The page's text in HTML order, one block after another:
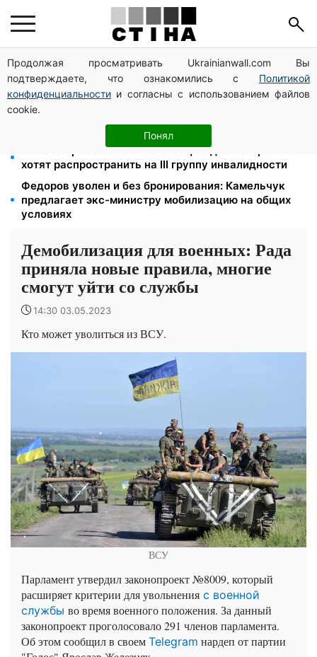
Продолжая просматривать Ukrainianwall.com Вы
подтверждаете, что ознакомились с Политикой
конфиденциальности и согласны с использованием файлов
cookie.
Понял
Фейковые сайты сервисных центров МВД:
мошенники выманивают деньги у водителей перед
выездом за границу
Яйца от 19,90 грн за десяток: АТБ, Сильпо, Varus и
Ашан переписали ценники в августе
120 000 грн на авто: компенсацию для ветеранов
хотят распространить на III группу инвалидности
Федоров уволен и без бронирования: Камельчук
предлагает экс-министру мобилизацию на общих
условиях
Демобилизация для военных: Рада
приняла новые правила, многие
смогут уйти со службы
14:30 03.05.2023
Кто может уволиться из ВСУ.
ВСУ
Парламент утвердил законопроект №8009, который
расширяет критерии для увольнения с военной
службы во время военного положения. За данный
законопроект проголосовало 291 членов парламента.
Об этом сообщил в своем Telegram нардеп от партии